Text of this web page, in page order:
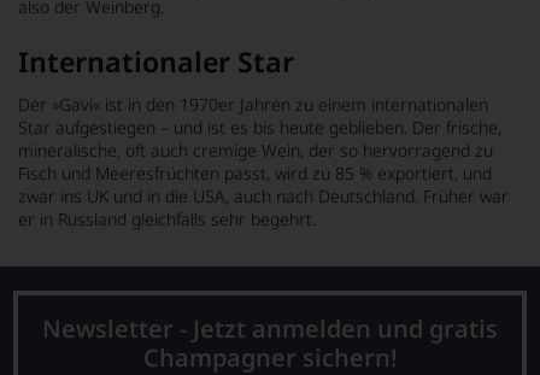
also der Weinberg.
Internationaler Star
Der »Gavi« ist in den 1970er Jahren zu einem internationalen
Star aufgestiegen – und ist es bis heute geblieben. Der frische,
mineralische, oft auch cremige Wein, der so hervorragend zu
Fisch und Meeresfrüchten passt, wird zu 85 % exportiert, und
zwar ins UK und in die USA, auch nach Deutschland. Früher war
er in Russland gleichfalls sehr begehrt.
Newsletter - Jetzt anmelden und gratis
Champagner sichern!